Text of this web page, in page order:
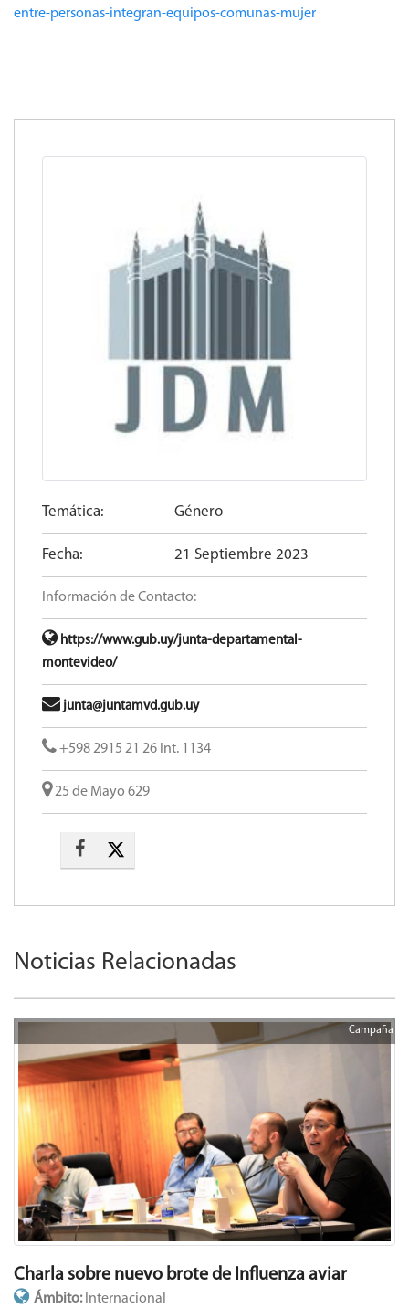
entre-personas-integran-equipos-comunas-mujer
Temática: Género
Fecha: 21 Septiembre 2023
Información de Contacto:
https://www.gub.uy/junta-departamental-
montevideo/
junta@juntamvd.gub.uy
+598 2915 21 26 Int. 1134
25 de Mayo 629
Noticias Relacionadas
Campaña
Charla sobre nuevo brote de Influenza aviar
Ámbito:Internacional